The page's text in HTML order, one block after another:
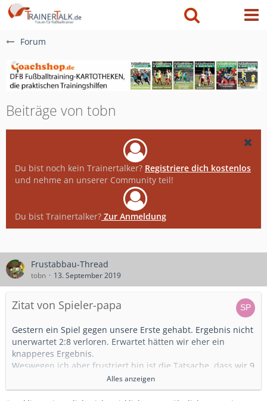
Forum
Beiträge von tobn
Du bist noch kein Trainertalker? Registriere dich kostenlos
und nehme an unserer Community teil!
Du bist Trainertalker? Zur Anmeldung
Frustabbau-Thread
tobn 13. September 2019
Zitat von Spieler-papa
Gestern ein Spiel gegen unsere Erste gehabt. Ergebnis nicht
unerwartet 2:8 verloren. Erwartet hätten wir eher ein
knapperes Ergebnis.
Weswegen ich aber frustriert bin ist die Tatsache, dass wir 9
Torschüsse hatten und der Gegner 35. Es gab nur 2 direkte
Tore für den Gegner alle anderen wurden im Nachschuss
Alles anzeigen